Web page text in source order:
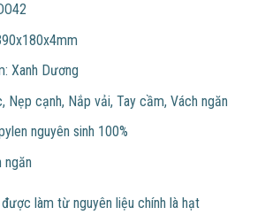
Xanh Dương
Nẹp cạnh, Nắp vải, Tay cầm, Vách ngăn
nguyên sinh 100%
ngăn
được làm từ nguyên liệu chính là hạt